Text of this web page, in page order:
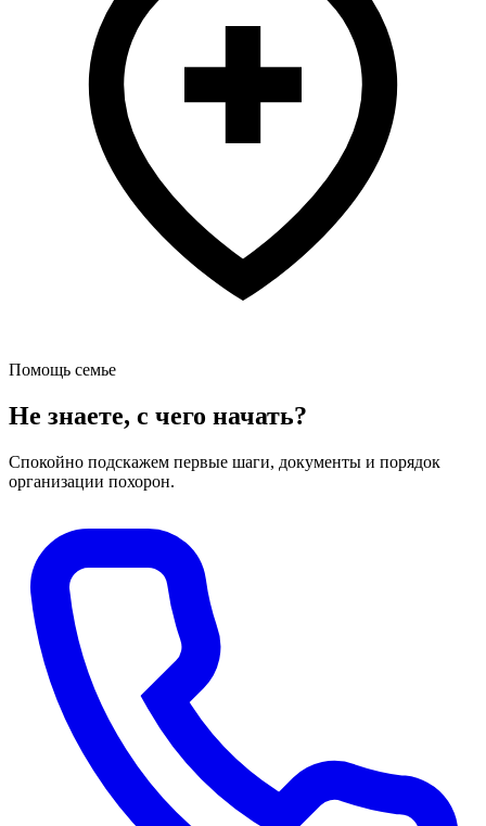
Помощь семье
Не знаете, с чего начать?
Спокойно подскажем первые шаги, документы и порядок
организации похорон.